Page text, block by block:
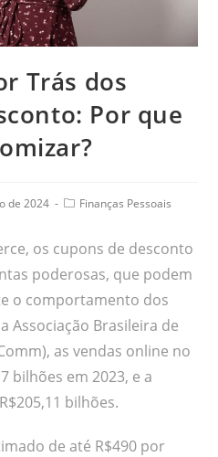
Trás dos
Por que
de 2024 Finanças Pessoais
os cupons de desconto
poderosas, que podem
o comportamento dos
Associação Brasileira de
as vendas online no
bilhões em 2023, e a
bilhões.
de até R$490 por